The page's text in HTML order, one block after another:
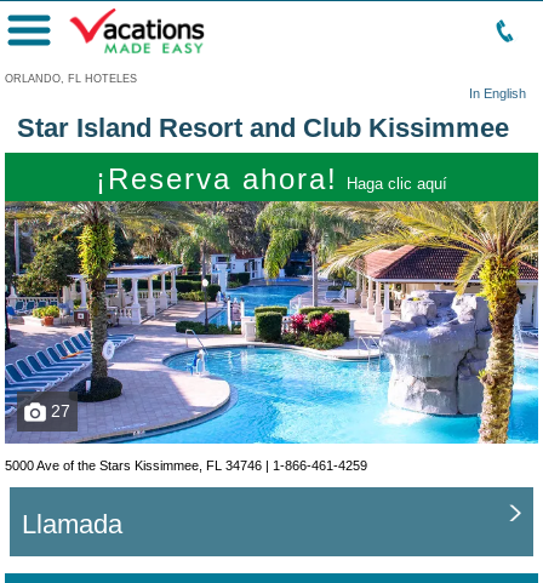
ORLANDO, FL HOTELES
In English
Menú
Star Island Resort and Club Kissimmee
¡Reserva ahora! Haga clic aquí
27
5000 Ave of the Stars Kissimmee, FL 34746 | 1-866-461-4259
Llamada